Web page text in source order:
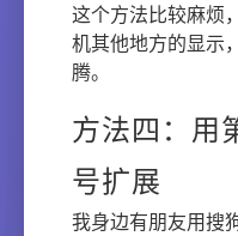
这个方法比较麻烦
机其他地方的显示
腾。
方法四：用
号扩展
我身边有朋友用搜